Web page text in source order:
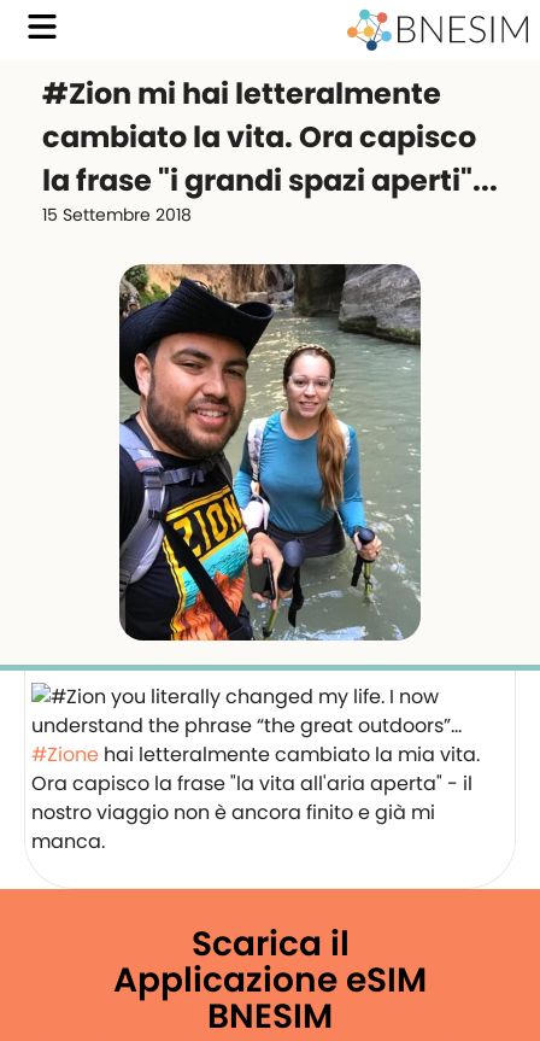
#Zion mi hai letteralmente
cambiato la vita. Ora capisco
la frase "i grandi spazi aperti"...
15 Settembre 2018
#Zione hai letteralmente cambiato la mia vita.
Ora capisco la frase "la vita all'aria aperta" - il
nostro viaggio non è ancora finito e già mi
manca.
Scarica il
Applicazione eSIM
BNESIM